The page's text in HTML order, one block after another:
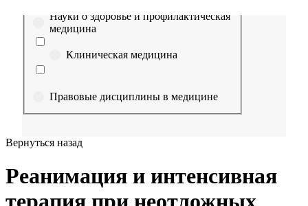
Науки о здоровье и профилактическая
медицина
Клиническая медицина
Правовые дисциплины в медицине
медицине
Вернуться назад
Реанимация и интенсивная